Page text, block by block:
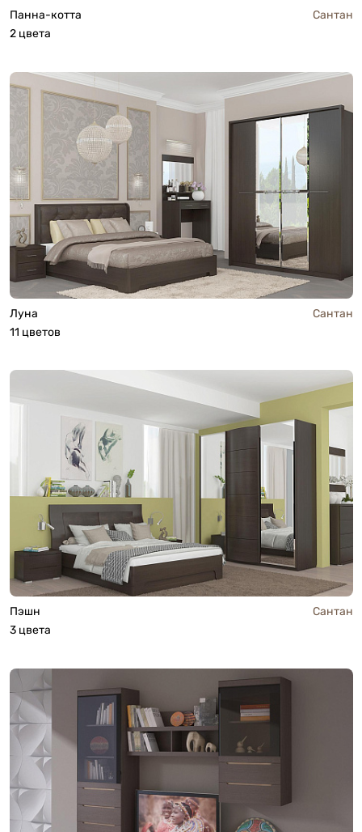
Панна-котта
Сантан
2 цвета
Луна
Сантан
11 цветов
Пэшн
Сантан
3 цвета